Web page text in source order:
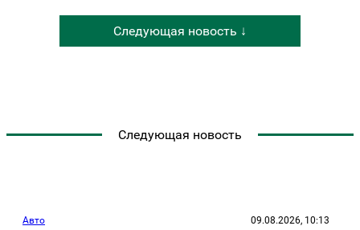
Следующая новость ↓
Следующая новость
Авто 09.08.2026, 10:13